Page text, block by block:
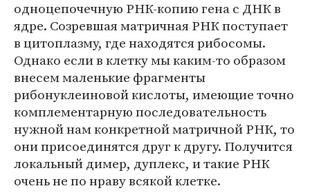
одноцепочечную РНК-копию гена с ДНК в
ядре. Созревшая матричная РНК поступает
в цитоплазму, где находятся рибосомы.
Однако если в клетку мы каким-то образом
внесем маленькие фрагменты
рибонуклеиновой кислоты, имеющие точно
комплементарную последовательность
нужной нам конкретной матричной РНК, то
они присоединятся друг к другу. Получится
локальный димер, дуплекс, и такие РНК
очень не по нраву всякой клетке.